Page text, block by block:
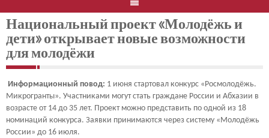
Национальный проект «Молодёжь и
дети» открывает новые возможности
для молодёжи
Информационный повод: 1 июня стартовал конкурс «Росмолодёжь.
Микрогранты». Участниками могут стать граждане России и Абхазии в
возрасте от 14 до 35 лет. Проект можно представить по одной из 18
номинаций конкурса. Заявки принимаются через систему «Молодёжь
России» до 16 июля.